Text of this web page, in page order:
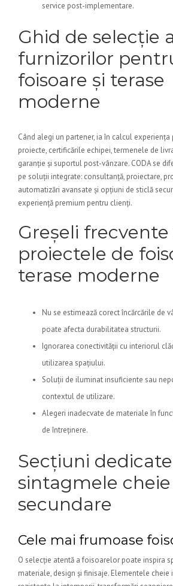
service post-implementare.
Ghid de selecție
furnizorilor
foisoare și terase
moderne
Când alegi un partener, ia în calcul
proiecte, certificările echipei, termenele de
garanție și suportul post-vânzare. CODA se
pe soluții integrate: consultanță, proiectare,
automatizări avansate și opțiuni de sticlă
experiență premium pentru clienți.
Greșeli frecvente
proiectele de
terase moderne
Nu se estimează corect încărcările de
poate afecta durabilitatea structurii.
Ignorarea conectivității cu interiorul
utilizarea spațiului.
Soluții de iluminat insuficiente sau
contextul de utilizare.
Alegeri inadecvate de materiale în
de întreținere.
Secțiuni
sintagmele cheie
secundare
Cele mai frumoase
O selecție atentă a foisoarelor poate inspira
materiale, design și finisaje. Elementele cheie